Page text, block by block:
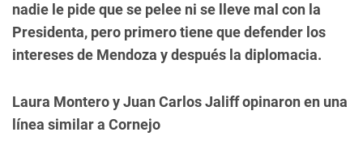
nadie le pide que se pelee ni se lleve mal con la
Presidenta, pero primero tiene que defender los
intereses de Mendoza y después la diplomacia.
Laura Montero y Juan Carlos Jaliff opinaron en una
línea similar a Cornejo